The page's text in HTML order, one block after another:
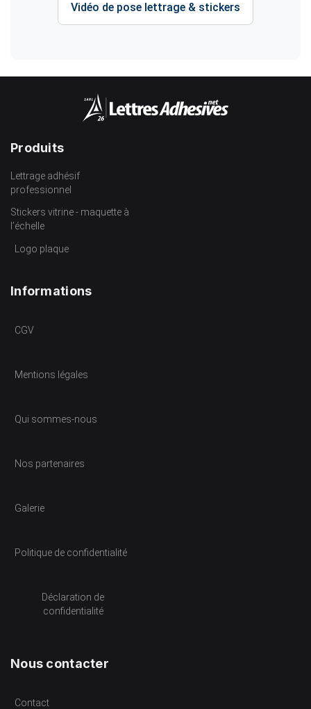
Vidéo de pose lettrage & stickers
Produits
Lettrage adhésif
professionnel
Stickers vitrine - maquette à
l’échelle
Logo plaque
Informations
CGV
Mentions légales
Qui sommes-nous
Nos partenaires
Galerie
Politique de confidentialité
Déclaration de
confidentialité
Nous contacter
Contact